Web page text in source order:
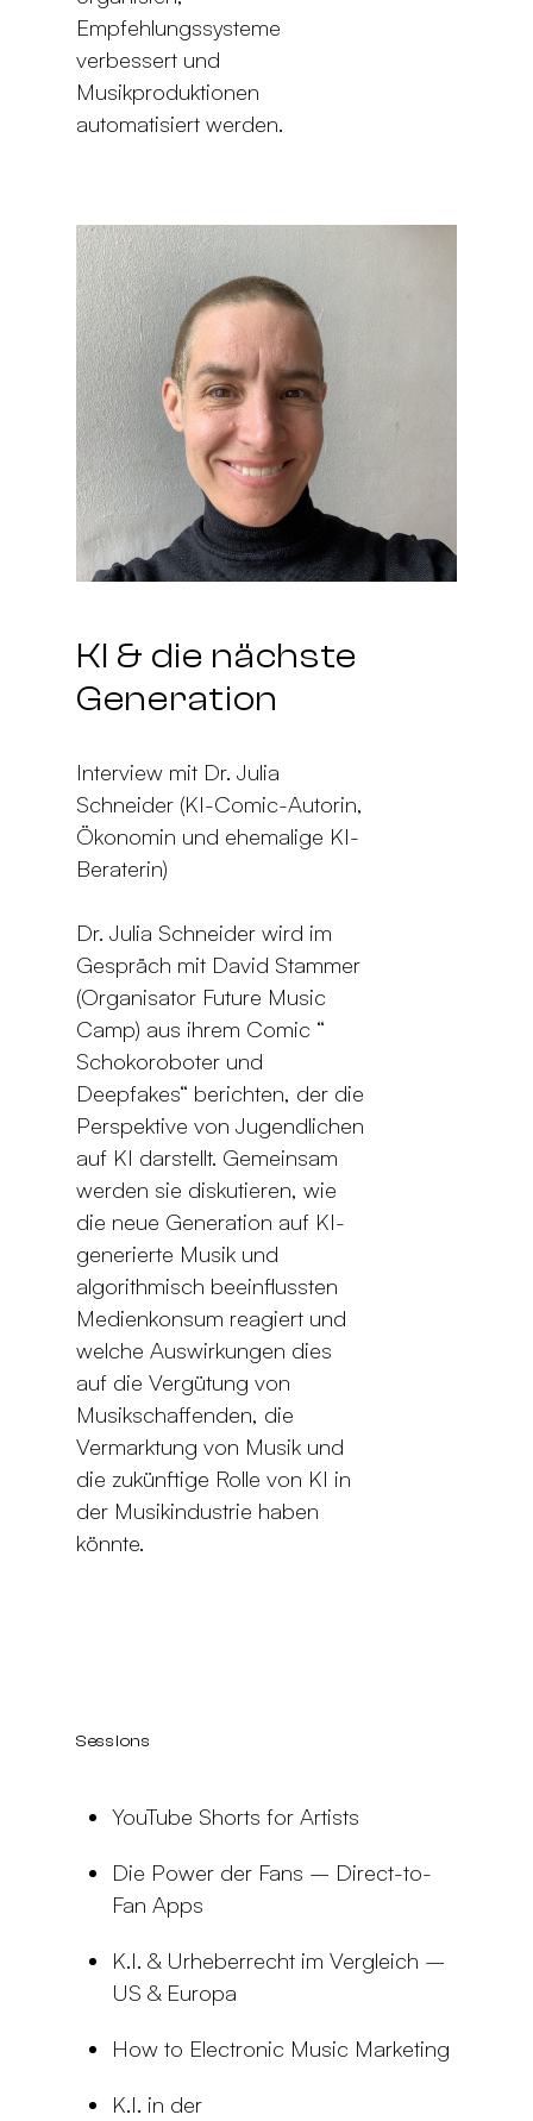
Empfehlungssysteme
verbessert und
Musikproduktionen
automatisiert werden.
KI & die nächste
Generation
Interview mit Dr. Julia
Schneider (KI-Comic-Autorin,
Ökonomin und ehemalige KI-
Beraterin)
Dr. Julia Schneider wird im
Gespräch mit David Stammer
(Organisator Future Music
Camp) aus ihrem Comic “
Schokoroboter und
Deepfakes“ berichten, der die
Perspektive von Jugendlichen
auf KI darstellt. Gemeinsam
werden sie diskutieren, wie
die neue Generation auf KI-
generierte Musik und
algorithmisch beeinflussten
Medienkonsum reagiert und
welche Auswirkungen dies
auf die Vergütung von
Musikschaffenden, die
Vermarktung von Musik und
die zukünftige Rolle von KI in
der Musikindustrie haben
könnte.
Sessions
YouTube Shorts for Artists
Die Power der Fans – Direct-to-
Fan Apps
K.I. & Urheberrecht im Vergleich –
US & Europa
How to Electronic Music Marketing
K.I. in der